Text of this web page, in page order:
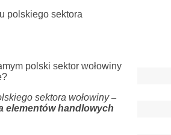
polskiego sektora
polski sektor wołowiny
sektora wołowiny –
elementów handlowych